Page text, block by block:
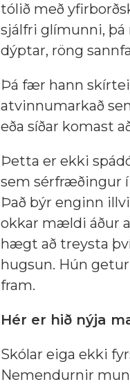
tólið með
sjálfri glímunni,
dýptar, röng
Þá fær hann
atvinnumarkað
eða síðar komast
Þetta er ekki
sem sérfræðingur
Það býr enginn
okkar mældi áður
hægt að treysta
hugsun. Hún
fram.
Hér er hið nýja
Skólar eiga ekki
Nemendurnir